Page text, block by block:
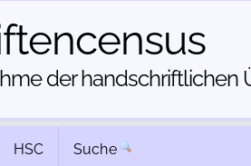
der
HSC Suche